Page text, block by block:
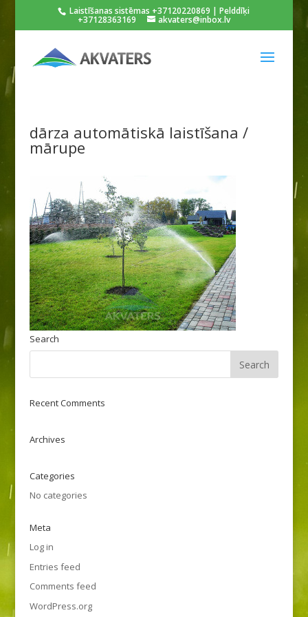
Laistīšanas sistēmas +37120220869 | Pelddīķi
+37128363169 akvaters@inbox.lv
dārza automātiskā laistīšana /
mārupe
Search
Recent Comments
Archives
Categories
No categories
Meta
Log in
Entries feed
Comments feed
WordPress.org